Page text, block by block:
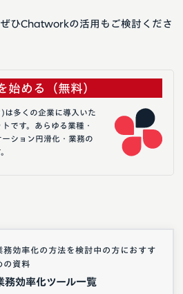
ひChatworkの活用もご検討くださ
める（無料）
多くの企業に導入いた
です。あらゆる業種・
ション円滑化・業務の
務効率化の方法を検討中の方におすす
の資料
務効率化ツール一覧